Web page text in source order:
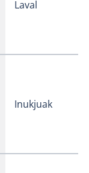
Laval
Inukjuak